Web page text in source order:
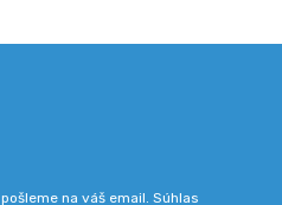
na váš email. Súhlas